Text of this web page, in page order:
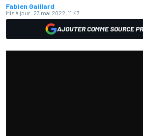
Fabien Gaillard
Mis à jour: 23 mai 2022, 11:47
AJOUTER COMME SOURCE